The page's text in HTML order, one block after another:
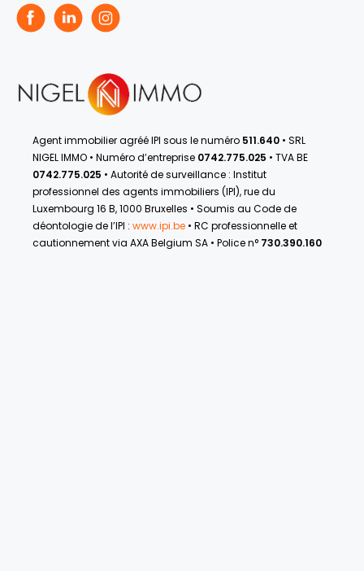
Agent immobilier agréé IPI sous le numéro 511.640 • SRL
NIGEL IMMO • Numéro d’entreprise 0742.775.025 • TVA BE
0742.775.025 • Autorité de surveillance : Institut
professionnel des agents immobiliers (IPI), rue du
Luxembourg 16 B, 1000 Bruxelles • Soumis au Code de
déontologie de l’IPI : www.ipi.be • RC professionnelle et
cautionnement via AXA Belgium SA • Police n° 730.390.160